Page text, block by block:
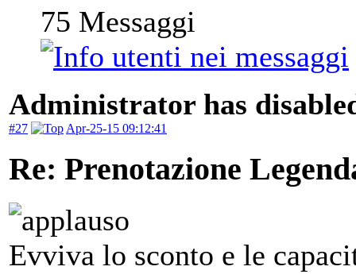
75 Messaggi
Administrator has
#27 Apr-25-15 09:12:41
Re: Prenotazione
Evviva lo sconto e le